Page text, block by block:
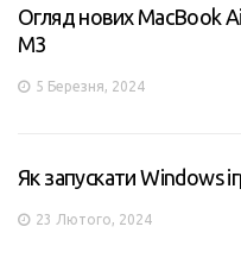
Огляд нових MacBook
M3
5 Березня, 2024
Як запускати Windows
23 Лютого, 2024